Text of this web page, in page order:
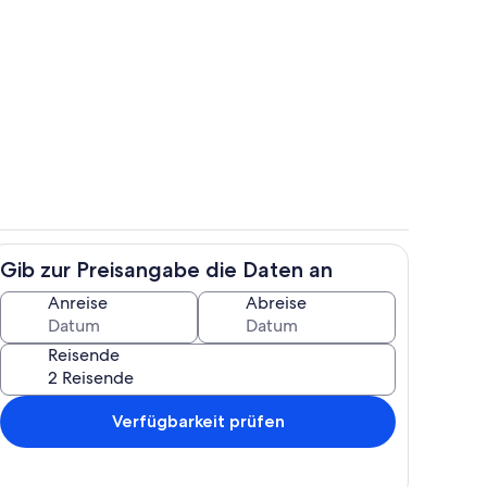
Zimmer
Gib zur Preisangabe die Daten an
Anreise Abreise
Reisende
Verfügbarkeit prüfen